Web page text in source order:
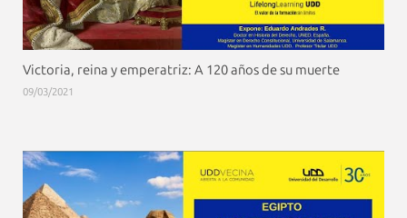
Victoria, reina y emperatriz: A 120 años de su muerte
09/03/2021